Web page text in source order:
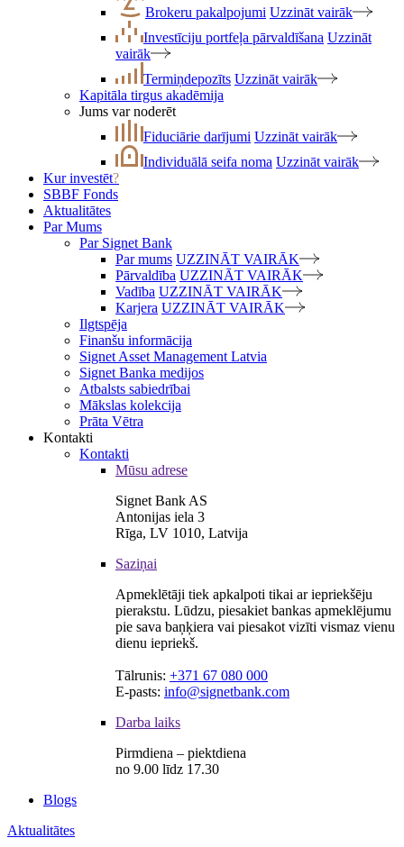
Brokeru pakalpojumi Uzzināt vairāk
Investīciju portfeļa pārvaldīšana Uzzināt
vairāk
Termiņdepozīts Uzzināt vairāk
Kapitāla tirgus akadēmija
Jums var noderēt
Fiduciārie darījumi Uzzināt vairāk
Individuālā seifa noma Uzzināt vairāk
Kur investēt?
SBBF Fonds
Aktualitātes
Par Mums
Par Signet Bank
Par mums UZZINĀT VAIRĀK
Pārvaldība UZZINĀT VAIRĀK
Vadība UZZINĀT VAIRĀK
Karjera UZZINĀT VAIRĀK
Ilgtspēja
Finanšu informācija
Signet Asset Management Latvia
Signet Banka medijos
Atbalsts sabiedrībai
Mākslas kolekcija
Prāta Vētra
Kontakti
Kontakti
Mūsu adrese
Signet Bank AS
Antonijas iela 3
Rīga, LV 1010, Latvija
Saziņai
Apmeklētāji tiek apkalpoti tikai ar iepriekšēju
pierakstu. Lūdzu, piesakiet bankas apmeklējumu
pie sava baņķiera vai piesakot vizīti vismaz vienu
dienu iepriekš.
Tālrunis: +371 67 080 000
E-pasts: info@signetbank.com
Darba laiks
Pirmdiena – piektdiena
no 9.00 līdz 17.30
Blogs
Aktualitātes